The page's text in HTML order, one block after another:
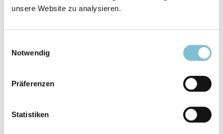
unsere Website zu analysieren.
Notwendig
Präferenzen
Statistiken